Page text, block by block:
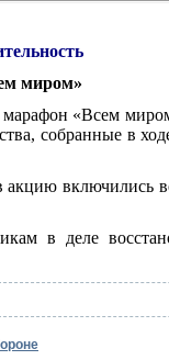
миром»
«Всем
собранные в
включились
в деле